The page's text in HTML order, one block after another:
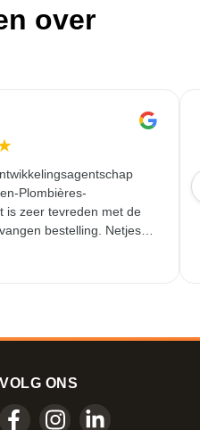
over
Plombières-
is zeer tevreden met de
bestelling. Netjes
service!
VOLG ONS